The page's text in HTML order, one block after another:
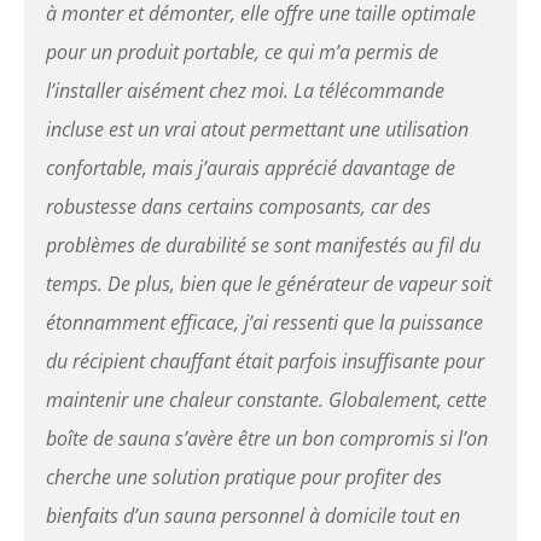
un minimum d'espace.
Grâce à sa simplicité
rangement, vous pouvez
profiter de la thérapie par
beauté à tout moment et en
tout lieu UTILISATION
CONFORTABLE : cet
ensemble de sauna à
vapeur d'intérieur mesure
78 x 87 x 100 cm, offrant
suffisamment d'espace
pour des utilisateurs de
différentes corpulences ; la
double charnière facilite
l'entrée et la sortie du
sauna, améliorant le confort
d'utilisation et permettant
une expérience de vapeur
plus relaxante et sans effort
à monter et démonter, elle offre une taille optimale
pour un produit portable, ce qui m’a permis de
l’installer aisément chez moi. La télécommande
incluse est un vrai atout permettant une utilisation
confortable, mais j’aurais apprécié davantage de
robustesse dans certains composants, car des
problèmes de durabilité se sont manifestés au fil du
temps. De plus, bien que le générateur de vapeur soit
étonnamment efficace, j’ai ressenti que la puissance
du récipient chauffant était parfois insuffisante pour
maintenir une chaleur constante. Globalement, cette
boîte de sauna s’avère être un bon compromis si l’on
cherche une solution pratique pour profiter des
bienfaits d’un sauna personnel à domicile tout en